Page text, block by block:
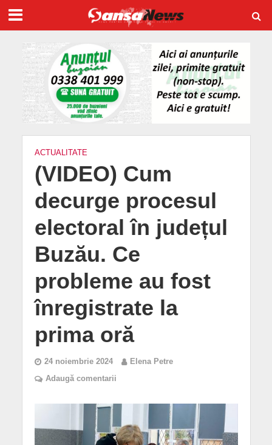
ACTUALITATE
(VIDEO) Cum
decurge procesul
electoral în județul
Buzău. Ce
probleme au fost
înregistrate la
prima oră
24 noiembrie 2024
Elena Petre
Adaugă comentarii